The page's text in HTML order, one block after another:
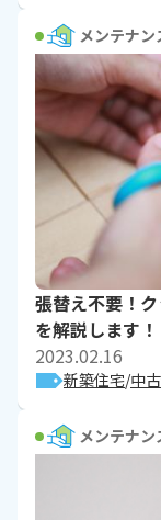
メンテナン
張替え不要！
を解説します！
2023.02.16
新築住宅 中
メンテナン